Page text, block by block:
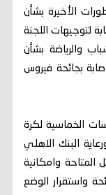
الأخيرة بشأن
لتوجيهات اللجنة
والرياضة بشأن
بجائحة فيروس
الخماسية لكرة
البنك الاهلي
المتاحة وامكانية
واستقرار الوضع